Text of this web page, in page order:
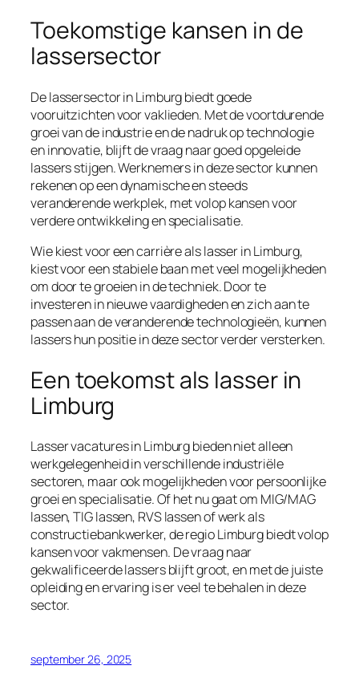
Toekomstige kansen in de
lassersector
De lassersector in Limburg biedt goede
vooruitzichten voor vaklieden. Met de voortdurende
groei van de industrie en de nadruk op technologie
en innovatie, blijft de vraag naar goed opgeleide
lassers stijgen. Werknemers in deze sector kunnen
rekenen op een dynamische en steeds
veranderende werkplek, met volop kansen voor
verdere ontwikkeling en specialisatie.
Wie kiest voor een carrière als lasser in Limburg,
kiest voor een stabiele baan met veel mogelijkheden
om door te groeien in de techniek. Door te
investeren in nieuwe vaardigheden en zich aan te
passen aan de veranderende technologieën, kunnen
lassers hun positie in deze sector verder versterken.
Een toekomst als lasser in
Limburg
Lasser vacatures in Limburg bieden niet alleen
werkgelegenheid in verschillende industriële
sectoren, maar ook mogelijkheden voor persoonlijke
groei en specialisatie. Of het nu gaat om MIG/MAG
lassen, TIG lassen, RVS lassen of werk als
constructiebankwerker, de regio Limburg biedt volop
kansen voor vakmensen. De vraag naar
gekwalificeerde lassers blijft groot, en met de juiste
opleiding en ervaring is er veel te behalen in deze
sector.
september 26, 2025